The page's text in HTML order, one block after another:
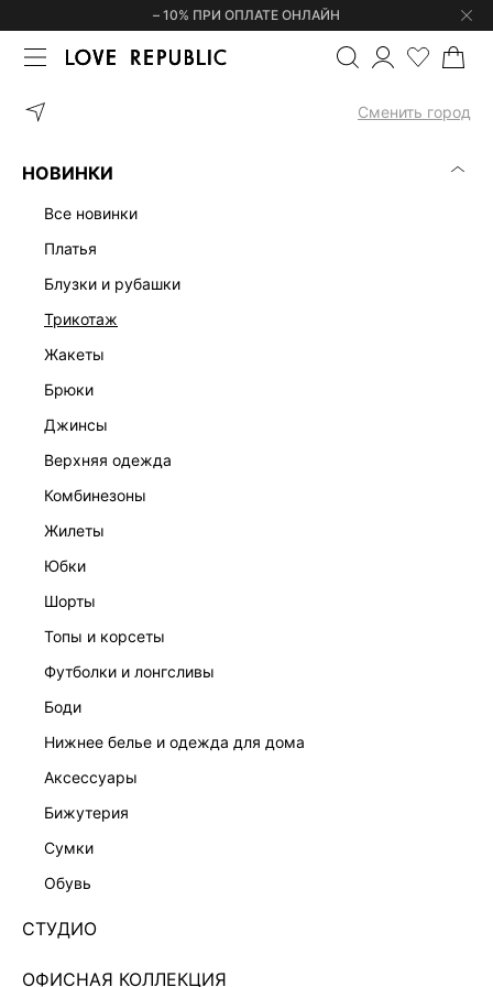
– 10% ПРИ ОПЛАТЕ ОНЛАЙН
Сменить город
НОВИНКИ
все новинки
платья
блузки и рубашки
трикотаж
жакеты
брюки
джинсы
верхняя одежда
комбинезоны
жилеты
юбки
шорты
топы и корсеты
футболки и лонгсливы
боди
нижнее белье и одежда для дома
аксессуары
бижутерия
сумки
обувь
СТУДИО
ОФИСНАЯ КОЛЛЕКЦИЯ
ГЛАВНАЯ ДЖИНСОВЫЕ ШОРТЫ-БЕРМУДЫ
Нет в наличии
ЦВЕТ:СЕРЫЙ